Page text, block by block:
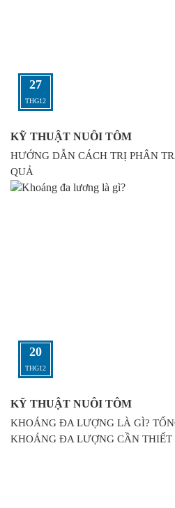
27
THG12
KỸ THUẬT NUÔI TÔM
HƯỚNG DẪN CÁCH TRỊ PHÂN
QUẢ
20
THG12
KỸ THUẬT NUÔI TÔM
KHOÁNG ĐA LƯỢNG LÀ GÌ?
KHOÁNG ĐA LƯỢNG CẦN THIẾT